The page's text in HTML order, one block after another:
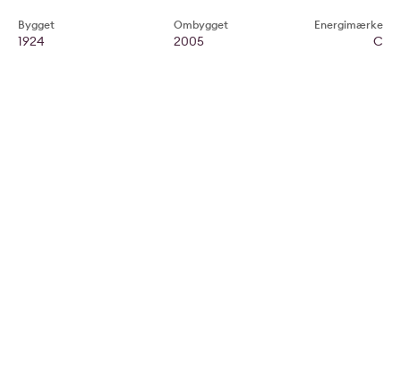
Bygget
1924
Ombygget
2005
Energimærke
C